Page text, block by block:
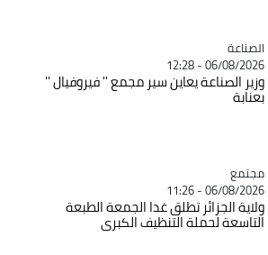
Catégorie
الصناعة
06/08/2026 - 12:28
وزير الصناعة يعاين سير مجمع '' فيروفيال ''
بعنابة
Catégorie
مجتمع
06/08/2026 - 11:26
ولاية الجزائر تطلق غدا الجمعة الطبعة
التاسعة لحملة التنظيف الكبرى